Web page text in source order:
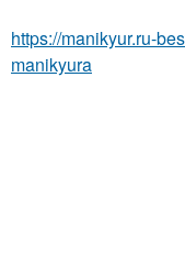
https://manikyur.ru-
manikyura